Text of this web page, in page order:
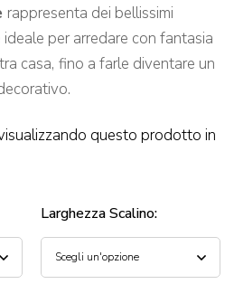
rappresenta dei bellissimi
ideale per arredare con fantasia
casa, fino a farle diventare un
questo prodotto in
Larghezza Scalino: